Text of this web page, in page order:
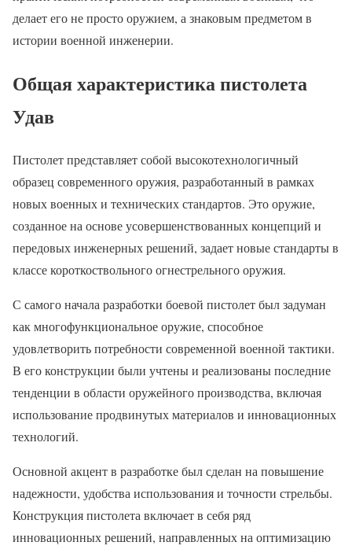
делает его не просто оружием, а знаковым предметом в
истории военной инженерии.
Общая характеристика пистолета
Удав
Пистолет представляет собой высокотехнологичный
образец современного оружия, разработанный в рамках
новых военных и технических стандартов. Это оружие,
созданное на основе усовершенствованных концепций и
передовых инженерных решений, задает новые стандарты в
классе короткоствольного огнестрельного оружия.
С самого начала разработки боевой пистолет был задуман
как многофункциональное оружие, способное
удовлетворить потребности современной военной тактики.
В его конструкции были учтены и реализованы последние
тенденции в области оружейного производства, включая
использование продвинутых материалов и инновационных
технологий.
Основной акцент в разработке был сделан на повышение
надежности, удобства использования и точности стрельбы.
Конструкция пистолета включает в себя ряд
инновационных решений, направленных на оптимизацию